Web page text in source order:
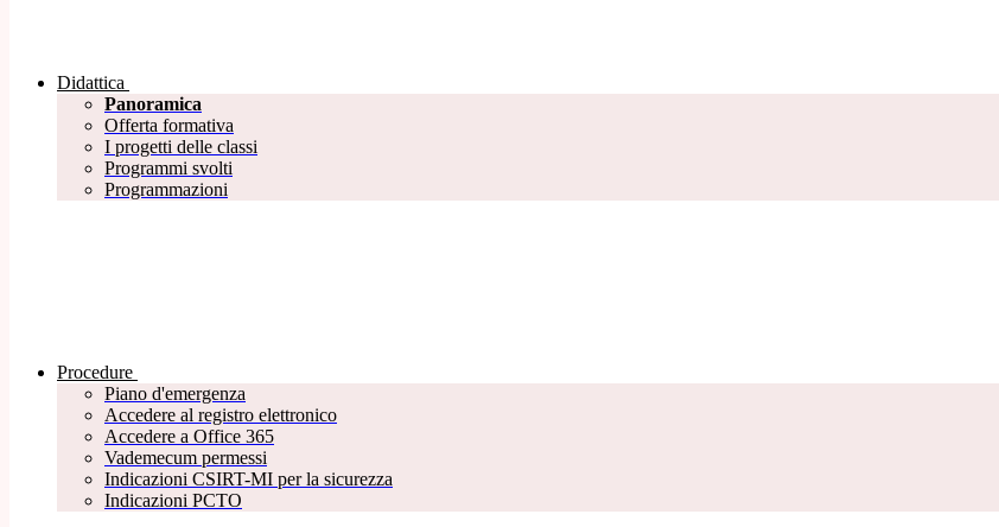
Didattica
Panoramica
Offerta formativa
I progetti delle classi
Programmi svolti
Programmazioni
Procedure
Piano d'emergenza
Accedere al registro elettronico
Accedere a Office 365
Vademecum permessi
Indicazioni CSIRT-MI per la sicurezza
Indicazioni PCTO